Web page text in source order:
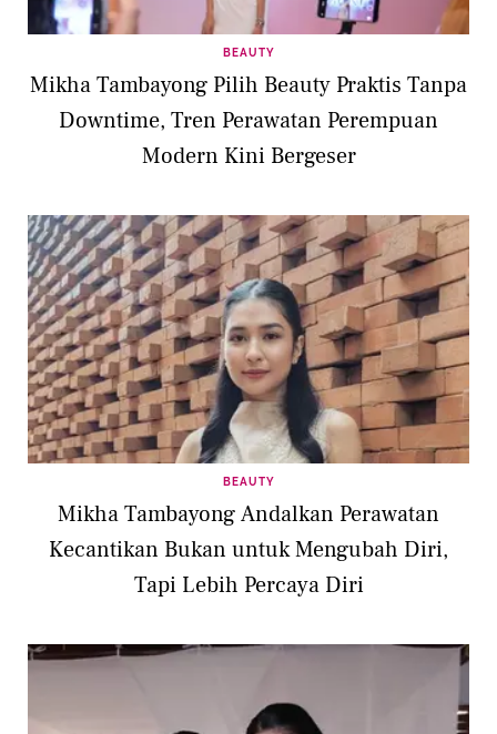
BEAUTY
Mikha Tambayong Pilih Beauty Praktis Tanpa
Downtime, Tren Perawatan Perempuan
Modern Kini Bergeser
BEAUTY
Mikha Tambayong Andalkan Perawatan
Kecantikan Bukan untuk Mengubah Diri,
Tapi Lebih Percaya Diri